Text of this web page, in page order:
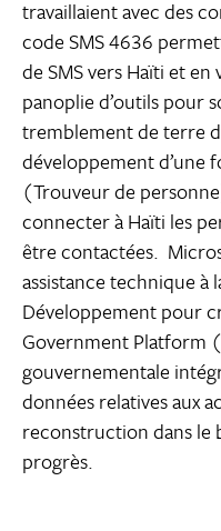
travaillaient avec des
code SMS 4636
de SMS vers Haïti et
panoplie d’outils pour
tremblement de terre
développement d’une
(Trouveur de
connecter à Haïti les
être contactées.
assistance technique à
Développement pour
Government Platform
gouvernementale
données relatives aux
reconstruction dans le
progrès.